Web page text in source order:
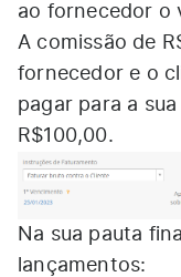
ao fornecedor o
A comissão de
fornecedor e o
pagar para a
R$100,00.
Na sua pauta
lançamentos: